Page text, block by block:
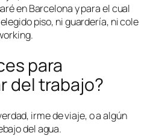
en Barcelona y para el cual
piso, ni guardería, ni cole
para
del trabajo?
irme de viaje, o a algún
del agua.